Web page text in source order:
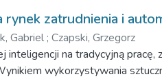
zatrudnienia i
Gabriel ; Czapski, Grzegorz
na tradycyjną
wykorzystywania